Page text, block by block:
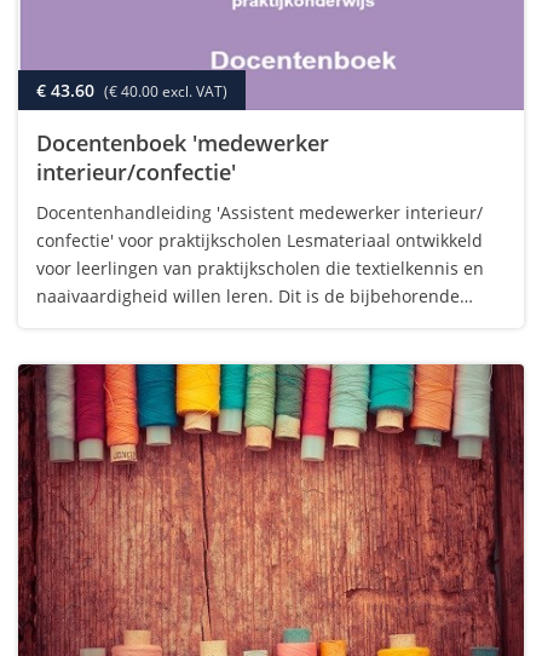
€ 43.60 (€ 40.00 excl. VAT)
Docentenboek 'medewerker
interieur/confectie'
Docentenhandleiding 'Assistent medewerker interieur/
confectie' voor praktijkscholen Lesmateriaal ontwikkeld
voor leerlingen van praktijkscholen die textielkennis en
naaivaardigheid willen leren. Dit is de bijbehorende